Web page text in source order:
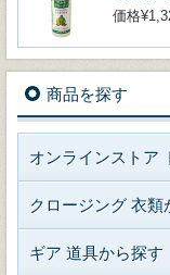
価格
商品を探す
オンラインストア
クロージング 衣類
ギア 道具から探す